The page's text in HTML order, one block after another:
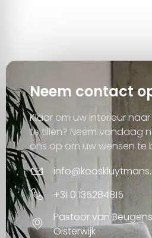
Neem contact
Klaar om uw interieur
te tillen? Neem vandaag
ons op om uw wensen te
+31 0 135284815
Pastoor van
Oisterwijk